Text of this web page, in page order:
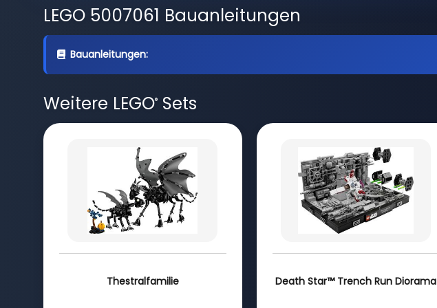
LEGO 5007061 Bauanleitungen
Bauanleitungen:
Weitere LEGO®Sets
Thestralfamilie Death Star™ Trench Run Diorama